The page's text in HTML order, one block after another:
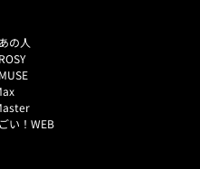
の人
い！WEB